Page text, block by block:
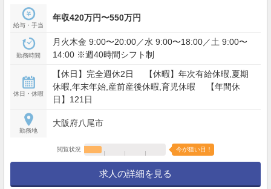
給与・手当
年収420万円〜550万円
勤務時間
月火木金 9:00〜20:00／水 9:00〜18:00／土 9:00〜
14:00 ※週40時間シフト制
休日・休暇
【休日】完全週休2日 【休暇】年次有給休暇,夏期
休暇,年末年始,産前産後休暇,育児休暇 【年間休
日】121日
勤務地
大阪府八尾市
閲覧状況 今が狙い目！
求人の詳細を見る